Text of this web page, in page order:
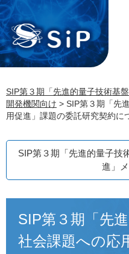
ペ
ー
ジ
の
先
で
す。
メ
ニ
ュ
ー
を
ば
し
て
本
SIP第３期「先進的量子技術基
開発機関向け > SIP第３期「先
用促進」課題の委託研究契約に
SIP第３期「先進的量子技
進」
SIP第３期「先
社会課題への応